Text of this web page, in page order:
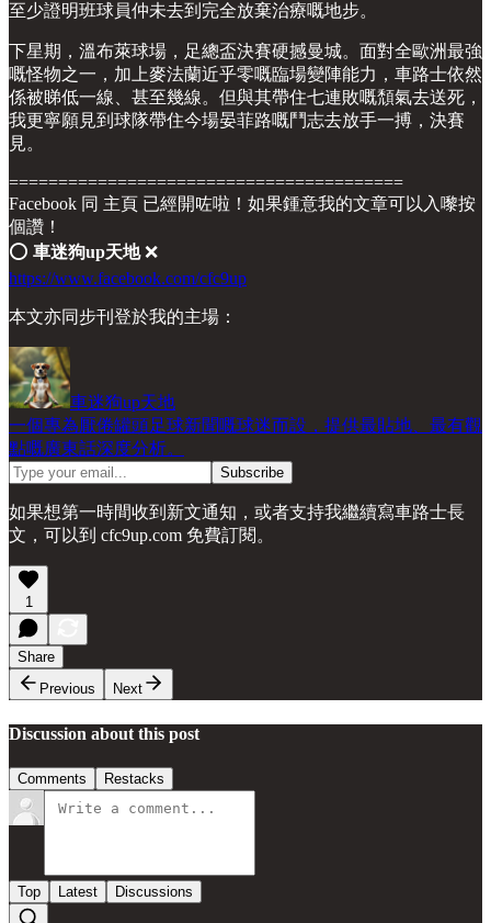
至少證明班球員仲未去到完全放棄治療嘅地步。
下星期，溫布萊球場，足總盃決賽硬撼曼城。面對全歐洲最強
嘅怪物之一，加上麥法蘭近乎零嘅臨場變陣能力，車路士依然
係被睇低一線、甚至幾線。但與其帶住七連敗嘅頹氣去送死，
我更寧願見到球隊帶住今場晏菲路嘅鬥志去放手一搏，決賽
見。
========================================
Facebook 同 主頁 已經開咗啦！如果鍾意我的文章可以入嚟按
個讚！
⭕️ 車迷狗up天地❌
https://www.facebook.com/cfc9up
本文亦同步刊登於我的主場：
車迷狗up天地
一個專為厭倦罐頭足球新聞嘅球迷而設，提供最貼地、最有觀
點嘅廣東話深度分析。
如果想第一時間收到新文通知，或者支持我繼續寫車路士長
文，可以到 cfc9up.com 免費訂閱。
1
Share
Previous
Next
Discussion about this post
Comments Restacks
Top Latest Discussions